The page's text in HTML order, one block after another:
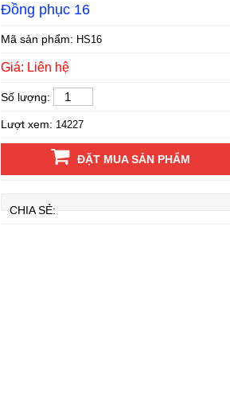
Đồng phục 16
Mã sản phẩm: HS16
Giá: Liên hệ
Số lượng:
Lượt xem: 14227
ĐẶT MUA SẢN PHẨM
CHIA SẺ: